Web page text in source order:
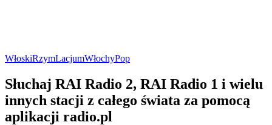
WłoskiRzymLacjumWłochyPop
Słuchaj RAI Radio 2, RAI Radio 1 i wielu
innych stacji z całego świata za pomocą
aplikacji radio.pl